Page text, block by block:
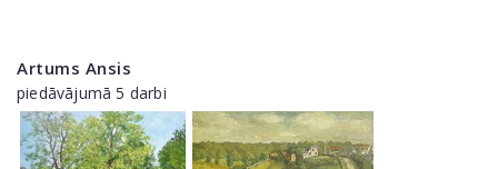
Artums Ansis
piedāvājumā 5 darbi